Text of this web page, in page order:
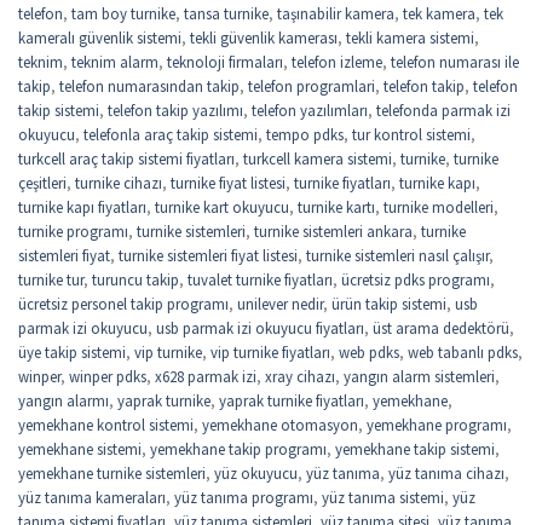
telefon, tam boy turnike, tansa turnike, taşınabilir kamera, tek kamera, tek
kameralı güvenlik sistemi, tekli güvenlik kamerası, tekli kamera sistemi,
teknim, teknim alarm, teknoloji firmaları, telefon izleme, telefon numarası ile
takip, telefon numarasından takip, telefon programlari, telefon takip, telefon
takip sistemi, telefon takip yazılımı, telefon yazılımları, telefonda parmak izi
okuyucu, telefonla araç takip sistemi, tempo pdks, tur kontrol sistemi,
turkcell araç takip sistemi fiyatları, turkcell kamera sistemi, turnike, turnike
çeşitleri, turnike cihazı, turnike fiyat listesi, turnike fiyatları, turnike kapı,
turnike kapı fiyatları, turnike kart okuyucu, turnike kartı, turnike modelleri,
turnike programı, turnike sistemleri, turnike sistemleri ankara, turnike
sistemleri fiyat, turnike sistemleri fiyat listesi, turnike sistemleri nasıl çalışır,
turnike tur, turuncu takip, tuvalet turnike fiyatları, ücretsiz pdks programı,
ücretsiz personel takip programı, unilever nedir, ürün takip sistemi, usb
parmak izi okuyucu, usb parmak izi okuyucu fiyatları, üst arama dedektörü,
üye takip sistemi, vip turnike, vip turnike fiyatları, web pdks, web tabanlı pdks,
winper, winper pdks, x628 parmak izi, xray cihazı, yangın alarm sistemleri,
yangın alarmı, yaprak turnike, yaprak turnike fiyatları, yemekhane,
yemekhane kontrol sistemi, yemekhane otomasyon, yemekhane programı,
yemekhane sistemi, yemekhane takip programı, yemekhane takip sistemi,
yemekhane turnike sistemleri, yüz okuyucu, yüz tanıma, yüz tanıma cihazı,
yüz tanıma kameraları, yüz tanıma programı, yüz tanıma sistemi, yüz